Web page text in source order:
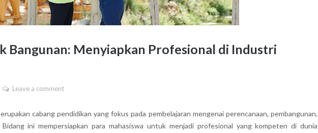
Bangunan: Menyiapkan Profesional di Industri
Leave a comment
cabang pendidikan yang fokus pada pembelajaran mengenai perencanaan, pembangunan,
ini mempersiapkan para mahasiswa untuk menjadi profesional yang kompeten di dunia